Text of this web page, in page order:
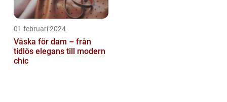
01 februari 2024
Väska för dam – från
tidlös elegans till modern
chic